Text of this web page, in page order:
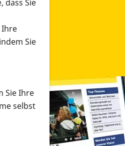
dass Sie
Ihre
Sie
Sie Ihre
selbst